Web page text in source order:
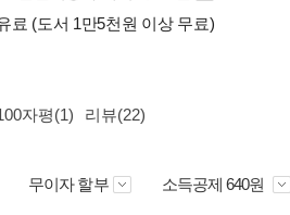
료 (도서 1만5천원 이상 무료)
자평(1) 리뷰(22)
무이자 할부 소득공제 640원